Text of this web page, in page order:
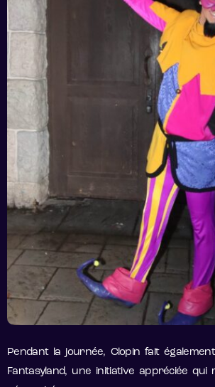
Pendant la journée, Clopin fait
Fantasyland, une initiative appréciée qui